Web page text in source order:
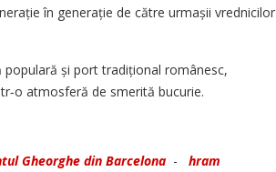
în generație de către urmașii vrednicilor
populară și port tradițional românesc,
atmosferă de smerită bucurie.
Gheorghe din Barcelona - hram